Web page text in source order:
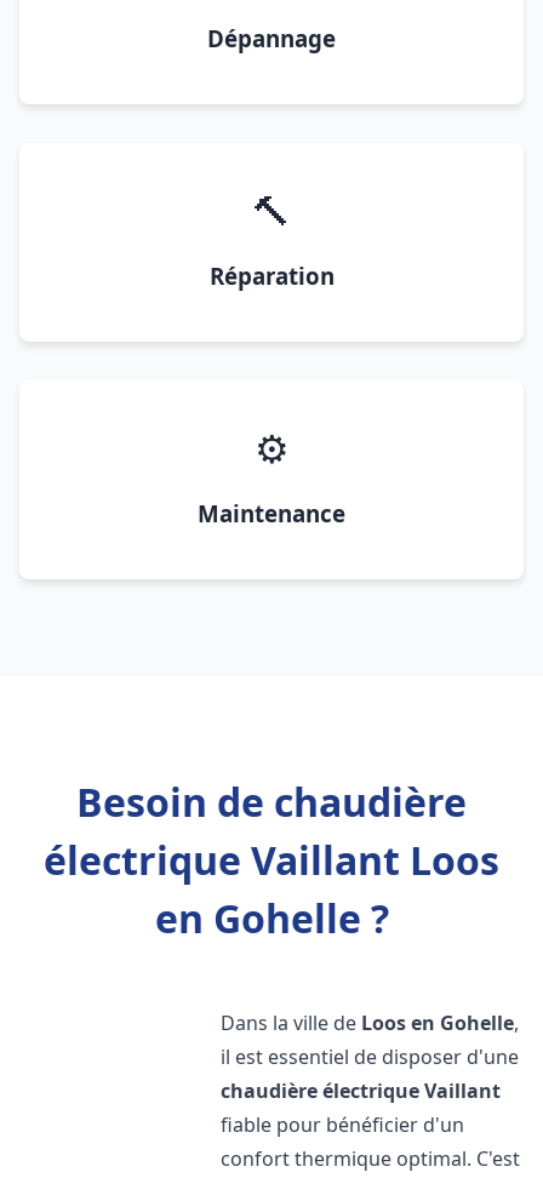
Dépannage
🔨
Réparation
⚙️
Maintenance
Besoin de chaudière
électrique Vaillant Loos
en Gohelle ?
Dans la ville de Loos en Gohelle,
il est essentiel de disposer d'une
chaudière électrique Vaillant
fiable pour bénéficier d'un
confort thermique optimal. C'est